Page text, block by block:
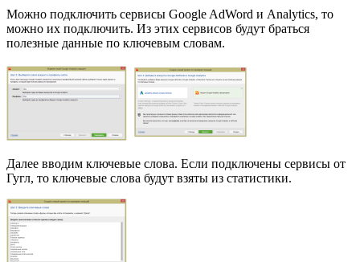
Можно подключить сервисы Google AdWord и Analytics, то
можно их подключить. Из этих сервисов будут браться
полезные данные по ключевым словам.
Далее вводим ключевые слова. Если подключены сервисы от
Гугл, то ключевые слова будут взяты из статистики.